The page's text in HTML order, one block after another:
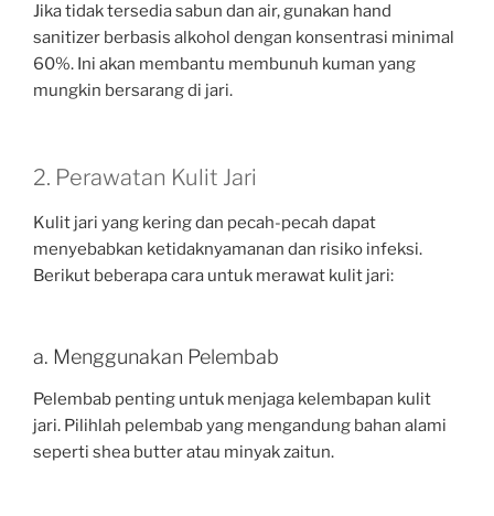
Jika tidak tersedia sabun dan air, gunakan hand
sanitizer berbasis alkohol dengan konsentrasi minimal
60%. Ini akan membantu membunuh kuman yang
mungkin bersarang di jari.
2. Perawatan Kulit Jari
Kulit jari yang kering dan pecah-pecah dapat
menyebabkan ketidaknyamanan dan risiko infeksi.
Berikut beberapa cara untuk merawat kulit jari:
a. Menggunakan Pelembab
Pelembab penting untuk menjaga kelembapan kulit
jari. Pilihlah pelembab yang mengandung bahan alami
seperti shea butter atau minyak zaitun.